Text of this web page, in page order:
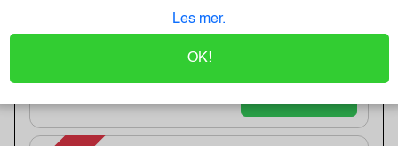
928,-
Les mer.
OK!